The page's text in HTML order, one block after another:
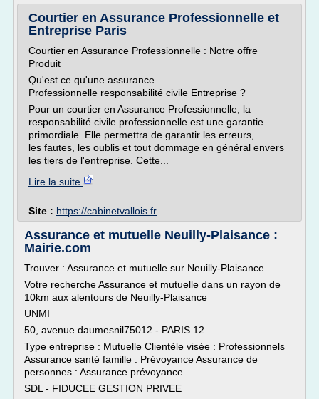
Courtier en Assurance Professionnelle et
Entreprise Paris
Courtier en Assurance Professionnelle : Notre offre
Produit
Qu'est ce qu'une assurance
Professionnelle responsabilité civile Entreprise ?
Pour un courtier en Assurance Professionnelle, la
responsabilité civile professionnelle est une garantie
primordiale. Elle permettra de garantir les erreurs,
les fautes, les oublis et tout dommage en général envers
les tiers de l'entreprise. Cette...
Lire la suite
Site : https://cabinetvallois.fr
Assurance et mutuelle Neuilly-Plaisance :
Mairie.com
Trouver : Assurance et mutuelle sur Neuilly-Plaisance
Votre recherche Assurance et mutuelle dans un rayon de
10km aux alentours de Neuilly-Plaisance
UNMI
50, avenue daumesnil75012 - PARIS 12
Type entreprise : Mutuelle Clientèle visée : Professionnels
Assurance santé famille : Prévoyance Assurance de
personnes : Assurance prévoyance
SDL - FIDUCEE GESTION PRIVEE